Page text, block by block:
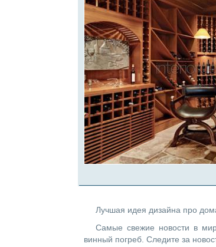
Лучшая идея дизайна про
Самые свежие новости в
винный погреб. Следите за